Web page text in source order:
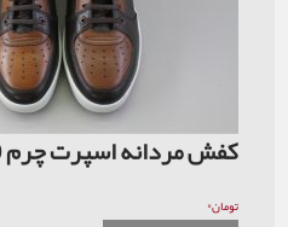
کفش مردانه اسپرت چرم 4570 قهوه ای
تومان۰